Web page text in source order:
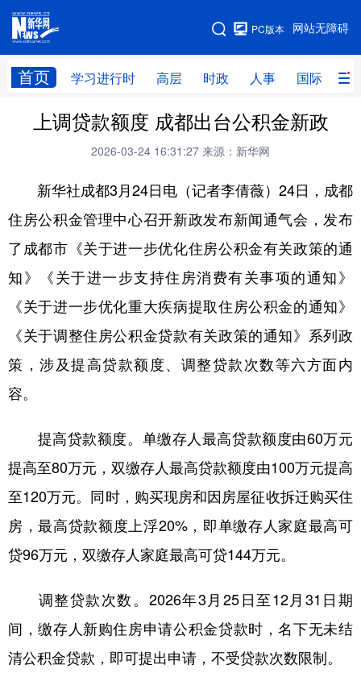
网站无障碍
PC版本
首页 学习进行时 高层 时政 人事 国际 财
网站地图
学习进行时 高层 时政 人事
财经 网评
台湾 思客智库 全球连线 教育
科技 科创 量子 体育
文化 书画 健康 军事
食品 人居 信息化 数字经济
彩票 娱乐 时尚 悦读
公益 一带一路 亚太网 上市公司
文化产业
北京 天津 河北 山西
辽宁 吉林 上海 江苏
上调贷款额度 成都出台公积金新政
2026-03-24 16:31:27 来源：新华网
新华社成都3月24日电（记者李倩薇）24日，成都
住房公积金管理中心召开新政发布新闻通气会，发布
了成都市《关于进一步优化住房公积金有关政策的通
知》《关于进一步支持住房消费有关事项的通知》
《关于进一步优化重大疾病提取住房公积金的通知》
《关于调整住房公积金贷款有关政策的通知》系列政
策，涉及提高贷款额度、调整贷款次数等六方面内
容。
提高贷款额度。单缴存人最高贷款额度由60万元
提高至80万元，双缴存人最高贷款额度由100万元提高
至120万元。同时，购买现房和因房屋征收拆迁购买住
房，最高贷款额度上浮20%，即单缴存人家庭最高可
贷96万元，双缴存人家庭最高可贷144万元。
调整贷款次数。2026年3月25日至12月31日期
间，缴存人新购住房申请公积金贷款时，名下无未结
清公积金贷款，即可提出申请，不受贷款次数限制。